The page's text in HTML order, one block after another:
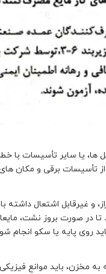
ها، یا سایر تأسیسات با
تأسیسات برقی و مکان‌
غیرقابل اشتعال
در صورت بروز نشت،
روی پایه یا سکو انجام
به مخزن، باید موانع